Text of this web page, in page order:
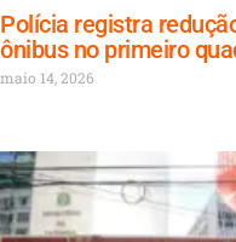
Polícia registra
ônibus no primeiro
maio 14, 2026